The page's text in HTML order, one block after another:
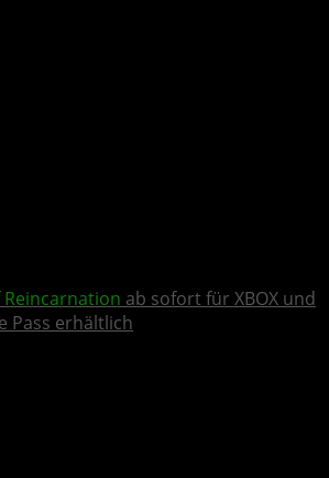
Reincarnation ab sofort für XBOX und
Pass erhältlich